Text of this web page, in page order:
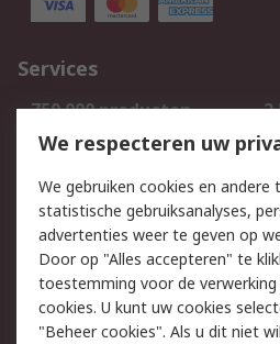
Services
750.000 producten
Bestellen
Track & Trace
Wettelijk
Cookiebeleid
Privacybeleid
We respecteren uw
We gebruiken cookies en
statistische gebruiksanalyses,
advertenties weer te geven op
Door op "Alles accepteren" te
toestemming voor de
cookies. U kunt uw cookies
"Beheer cookies". Als u dit niet